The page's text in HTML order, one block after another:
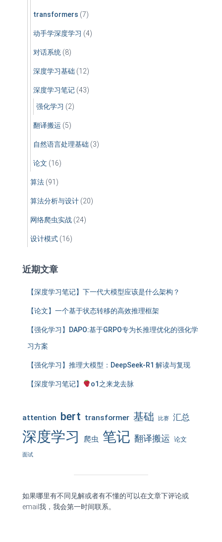
transformers (7)
动手学深度学习 (4)
对话系统 (8)
深度学习基础 (12)
深度学习笔记 (43)
强化学习 (2)
翻译搬运 (5)
自然语言处理基础 (3)
论文 (16)
算法 (91)
算法分析与设计 (20)
网络爬虫实战 (24)
设计模式 (16)
近期文章
【深度学习笔记】下一代大模型应该是什么架构？
【论文】一个基于状态转移的高效推理框架
【强化学习】DAPO:基于GRPO专为长推理优化的强化学
习方案
【强化学习】推理大模型：DeepSeek-R1 解读与复现
【深度学习笔记】 o1之来龙去脉
attention bert transformer 基础 比赛 汇总
深度学习 爬虫 笔记 翻译搬运 论文
面试
如果哪里有不同见解或者有不懂的可以在文章下评论或
email我，我会第一时间联系。